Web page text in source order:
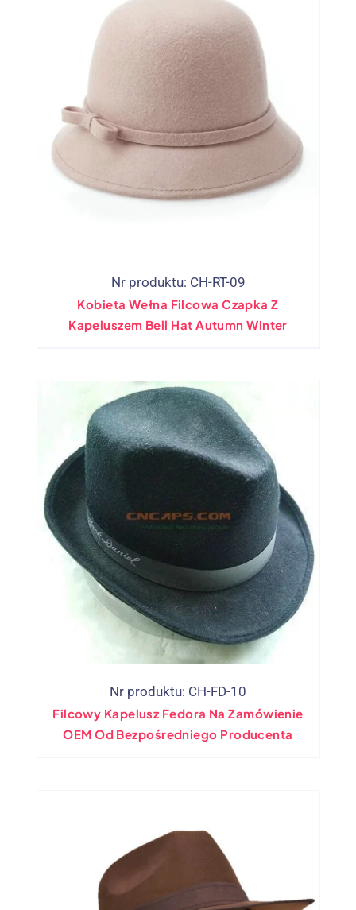
Nr produktu: CH-RT-09
Kobieta Wełna Filcowa Czapka Z
Kapeluszem Bell Hat Autumn Winter
Nr produktu: CH-FD-10
Filcowy Kapelusz Fedora Na Zamówienie
OEM Od Bezpośredniego Producenta